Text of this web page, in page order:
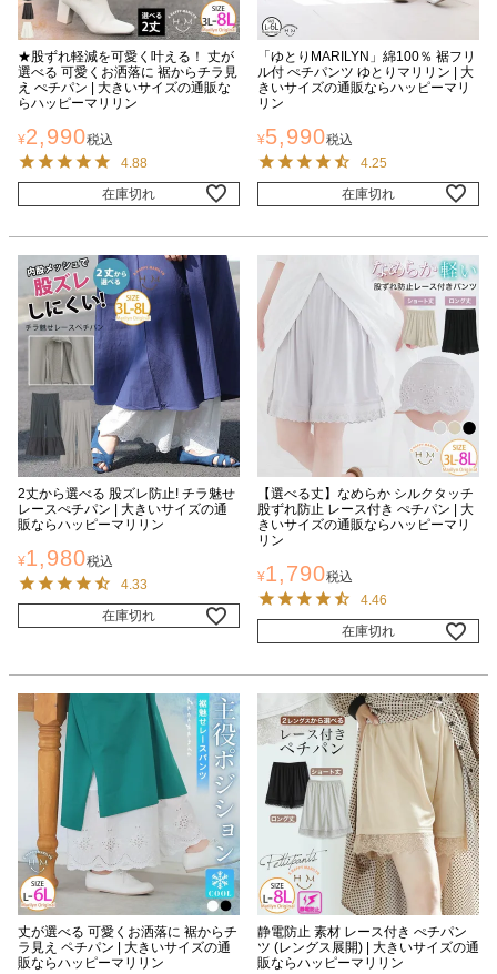
★股ずれ軽減を可愛く叶える！ 丈が
選べる 可愛くお洒落に 裾からチラ見
え ぺチパン | 大きいサイズの通販な
らハッピーマリリン
¥2,990税込
4.88
在庫切れ
「ゆとりMARILYN」綿100％ 裾フリ
ル付 ぺチパンツ ゆとりマリリン | 大
きいサイズの通販ならハッピーマリ
リン
¥5,990税込
4.25
在庫切れ
2丈から選べる 股ズレ防止! チラ魅せ
レースぺチパン | 大きいサイズの通
販ならハッピーマリリン
¥1,980税込
4.33
在庫切れ
【選べる丈】なめらか シルクタッチ
股ずれ防止 レース付き ぺチパン | 大
きいサイズの通販ならハッピーマリ
リン
¥1,790税込
4.46
在庫切れ
丈が選べる 可愛くお洒落に 裾からチ
ラ見え ペチパン | 大きいサイズの通
販ならハッピーマリリン
静電防止 素材 レース付き ぺチパン
ツ (レングス展開) | 大きいサイズの通
販ならハッピーマリリン